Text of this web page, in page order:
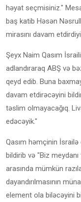
həyat seçmisiniz."
baş katib Həsən
mirasını davam
Şeyx Naim Qasım
adlandıraraq ABŞ və
qeyd edib. Buna
davam etdirəcəyini
təslim olmayacağıq.
edəcəyik."
Qasım həmçinin
bildirib və "Biz
arasında mümkün
dayandırılmasının
element ola biləcəyini